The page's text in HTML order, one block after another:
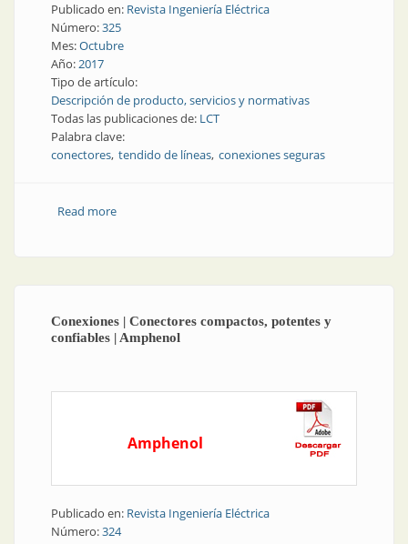
Publicado en: Revista Ingeniería Eléctrica
Número:325
Mes:Octubre
Año:2017
Tipo de artículo:
Descripción de producto, servicios y normativas
Todas las publicaciones de: LCT
Palabra clave:
conectores tendido de líneas conexiones seguras
Read moreabout Tendido de líneas | Conexiones seguras y
Conexiones | Conectores compactos, potentes y
confiables | Amphenol
Amphenol
Publicado en: Revista Ingeniería Eléctrica
Número:324